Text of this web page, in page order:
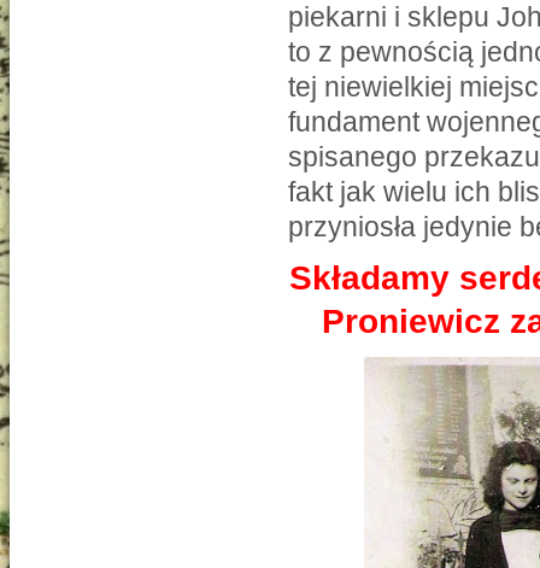
piekarni i sklepu
to z pewnością
tej niewielkiej
fundament
spisanego
fakt jak wielu ich
przyniosła jedynie
Składamy
Proniewicz